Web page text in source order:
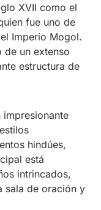
XVII como el
fue uno de
Imperio Mogol.
de un extenso
estructura de
impresionante
hindúes,
está
intrincados,
sala de oración y